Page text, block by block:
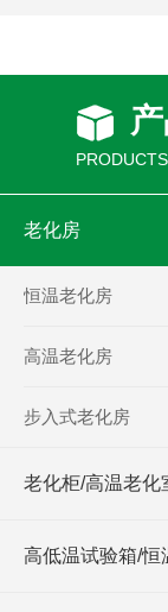
老化房
恒温老化房
高温老化房
步入式老化房
老化柜/高温老化
高低温试验箱/恒